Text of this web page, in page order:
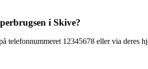
i Skive?
telefonnummeret 12345678 eller via deres